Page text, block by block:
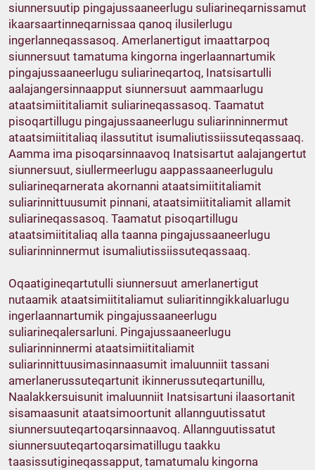
siunnersuutip pingajussaaneerlugu suliarineqarnissamut
ikaarsaartinneqarnissaa qanoq ilusilerlugu
ingerlanneqassasoq. Amerlanertigut imaattarpoq
siunnersuut tamatuma kingorna ingerlaannartumik
pingajussaaneerlugu suliarineqartoq, Inatsisartulli
aalajangersinnaapput siunnersuut aammaarlugu
ataatsimiititaliamit suliarineqassasoq. Taamatut
pisoqartillugu pingajussaaneerlugu suliarinninnermut
ataatsimiititaliaq ilassutitut isumaliutissiissuteqassaaq.
Aamma ima pisoqarsinnaavoq Inatsisartut aalajangertut
siunnersuut, siullermeerlugu aappassaaneerlugulu
suliarineqarnerata akornanni ataatsimiititaliamit
suliarinnittuusumit pinnani, ataatsimiititaliamit allamit
suliarineqassasoq. Taamatut pisoqartillugu
ataatsimiititaliaq alla taanna pingajussaaneerlugu
suliarinninnermut isumaliutissiissuteqassaaq.
Oqaatigineqartutulli siunnersuut amerlanertigut
nutaamik ataatsimiititaliamut suliaritinngikkaluarlugu
ingerlaannartumik pingajussaaneerlugu
suliarineqalersarluni. Pingajussaaneerlugu
suliarinninnermi ataatsimiititaliamit
suliarinnittuusimasinnaasumit imaluunniit tassani
amerlanerussuteqartunit ikinnerussuteqartunillu,
Naalakkersuisunit imaluunniit Inatsisartuni ilaasortanit
sisamaasunit ataatsimoortunit allannguutissatut
siunnersuuteqartoqarsinnaavoq. Allannguutissatut
siunnersuuteqartoqarsimatillugu taakku
taasissutigineqassapput, tamatumalu kingorna